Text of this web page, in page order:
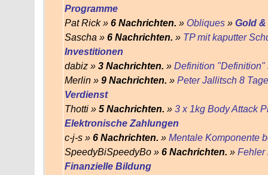
Programme
Pat Rick »6 Nachrichten. » Obliques »Gold
Sascha »6 Nachrichten. » TP mit kaputter
Investitionen
dabiz »3 Nachrichten. »Definition "Definition"
Merlin »9 Nachrichten. »Peter Jallitsch 8
Verdienst
Thotti »5 Nachrichten. »3 x 1kg Body Attack
Elektronische Zahlungen
c-j-s »6 Nachrichten. »Mentale Komponente
SpeedyBiSpeedyBo »6 Nachrichten. »Fehler
Finanzielle Bildung